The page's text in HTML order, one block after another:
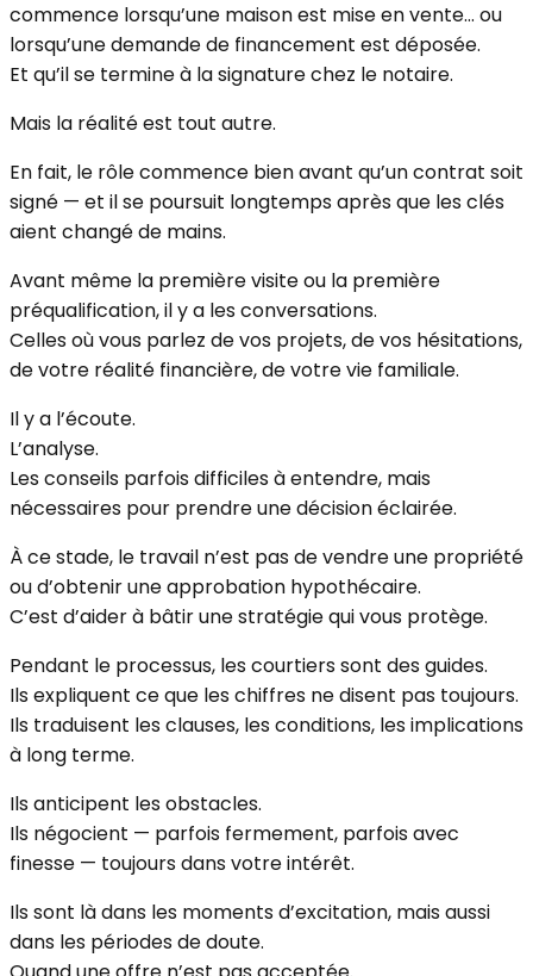
commence lorsqu’une maison est mise en vente… ou
lorsqu’une demande de financement est déposée.
Et qu’il se termine à la signature chez le notaire.
Mais la réalité est tout autre.
En fait, le rôle commence bien avant qu’un contrat soit
signé — et il se poursuit longtemps après que les clés
aient changé de mains.
Avant même la première visite ou la première
préqualification, il y a les conversations.
Celles où vous parlez de vos projets, de vos hésitations,
de votre réalité financière, de votre vie familiale.
Il y a l’écoute.
L’analyse.
Les conseils parfois difficiles à entendre, mais
nécessaires pour prendre une décision éclairée.
À ce stade, le travail n’est pas de vendre une propriété
ou d’obtenir une approbation hypothécaire.
C’est d’aider à bâtir une stratégie qui vous protège.
Pendant le processus, les courtiers sont des guides.
Ils expliquent ce que les chiffres ne disent pas toujours.
Ils traduisent les clauses, les conditions, les implications
à long terme.
Ils anticipent les obstacles.
Ils négocient — parfois fermement, parfois avec
finesse — toujours dans votre intérêt.
Ils sont là dans les moments d’excitation, mais aussi
dans les périodes de doute.